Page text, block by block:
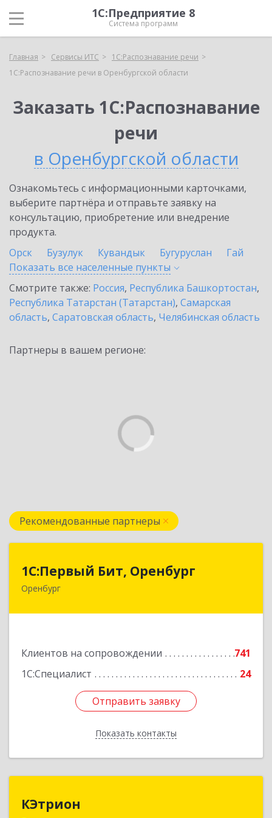
1С:Предприятие 8
Система программ
Главная Сервисы ИТС
1С:Распознавание речи
1С:Распознавание речи в Оренбургской области
Заказать 1С:Распознавание
речи
в Оренбургской области
Ознакомьтесь с информационными карточками,
выберите партнёра и отправьте заявку на
консультацию, приобретение или внедрение
продукта.
Орск
Бузулук Кувандык Бугуруслан
Гай
Показать все населенные пункты
Смотрите также: Россия, Республика Башкортостан,
Республика Татарстан (Татарстан), Самарская
область, Саратовская область, Челябинская область
Партнеры в вашем регионе:
Рекомендованные партнеры
1С:Первый Бит, Оренбург
Оренбург
Клиентов на сопровождении
741
1С:Специалист
24
Отправить заявку
Показать контакты
1С:Первый Бит, Оренбург
460044, Оренбургская обл, Оренбург, Березка
Отправить заявку
Назад
КЭтрион